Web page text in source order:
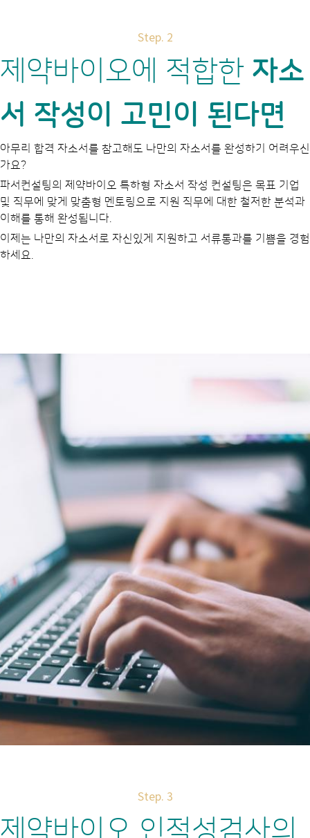
Step. 2
제약바이오에 적합한 자소
서 작성이 고민이 된다면
아무리 합격 자소서를 참고해도 나만의 자소서를 완성하기 어려우신
가요?
파서컨설팅의 제약바이오 특하형 자소서 작성 컨설팅은 목표 기업
및 직무에 맞게 맞춤형 멘토링으로 지원 직무에 대한 철저한 분석과
이해를 통해 완성됩니다.
이제는 나만의 자소서로 자신있게 지원하고 서류통과를 기쁨을 경험
하세요.
Step. 3
제약바이오 인적성검사의